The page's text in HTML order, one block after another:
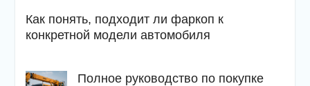
Как понять, подходит ли фаркоп к
конкретной модели автомобиля
Полное руководство по покупке